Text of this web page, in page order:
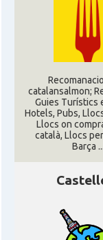
CAMON
Casal
Casal
Casal
Casal
catalansalmon;
Guies Turístics
Hotels, Pubs,
Llocs on
català, Llocs
Barça ...